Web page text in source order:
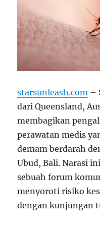
starsunleash.com –
dari Queensland,
membagikan
perawatan medis
demam berdarah
Ubud, Bali. Narasi
sebuah forum
menyoroti risiko
dengan kunjungan